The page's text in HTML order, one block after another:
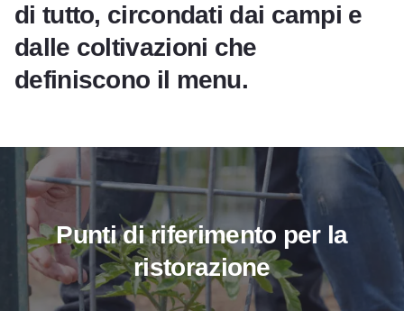
di tutto, circondati dai campi e
dalle coltivazioni che
definiscono il menu.
Punti di riferimento per la
ristorazione